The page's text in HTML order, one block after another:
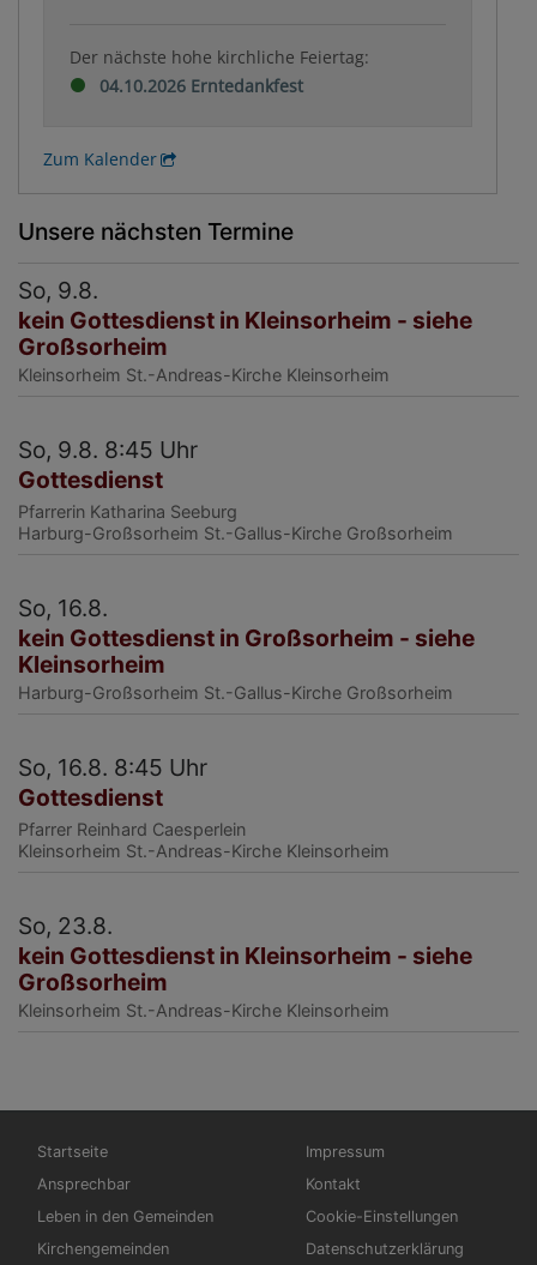
Der nächste hohe kirchliche Feiertag:
04.10.2026 Erntedankfest
Zum Kalender
Unsere nächsten Termine
So, 9.8.
kein Gottesdienst in Kleinsorheim - siehe
Großsorheim
Kleinsorheim St.-Andreas-Kirche Kleinsorheim
So, 9.8. 8:45 Uhr
Gottesdienst
Pfarrerin Katharina Seeburg
Harburg-Großsorheim St.-Gallus-Kirche Großsorheim
So, 16.8.
kein Gottesdienst in Großsorheim - siehe
Kleinsorheim
Harburg-Großsorheim St.-Gallus-Kirche Großsorheim
So, 16.8. 8:45 Uhr
Gottesdienst
Pfarrer Reinhard Caesperlein
Kleinsorheim St.-Andreas-Kirche Kleinsorheim
So, 23.8.
kein Gottesdienst in Kleinsorheim - siehe
Großsorheim
Kleinsorheim St.-Andreas-Kirche Kleinsorheim
Hauptnavigation
Startseite
Ansprechbar
Leben in den Gemeinden
Kirchengemeinden
Fußbereichsmenü
Impressum
Kontakt
Cookie-Einstellungen
Datenschutzerklärung